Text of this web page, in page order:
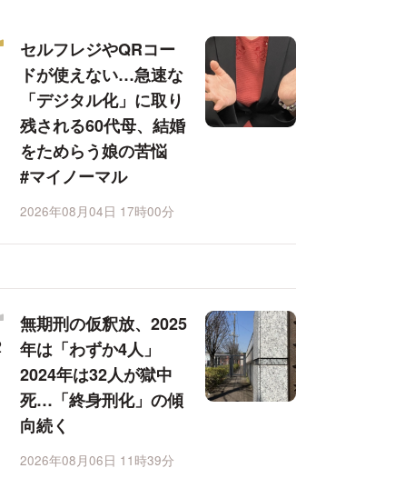
セルフレジやQRコー
ドが使えない…急速な
「デジタル化」に取り
残される60代母、結婚
をためらう娘の苦悩
#マイノーマル
2026年08月04日 17時00分
無期刑の仮釈放、2025
年は「わずか4人」
2024年は32人が獄中
死…「終身刑化」の傾
向続く
2026年08月06日 11時39分